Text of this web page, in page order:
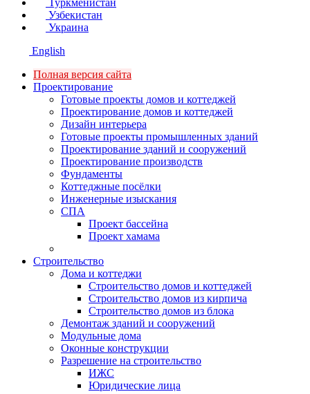
Туркменистан
Узбекистан
Украина
English
Полная версия сайта
Проектирование
Готовые проекты домов и коттеджей
Проектирование домов и коттеджей
Дизайн интерьера
Готовые проекты промышленных зданий
Проектирование зданий и сооружений
Проектирование производств
Фундаменты
Коттеджные посёлки
Инженерные изыскания
СПА
Проект бассейна
Проект хамама
Строительство
Дома и коттеджи
Строительство домов и коттеджей
Строительство домов из кирпича
Строительство домов из блока
Демонтаж зданий и сооружений
Модульные дома
Оконные конструкции
Разрешение на строительство
ИЖС
Юридические лица